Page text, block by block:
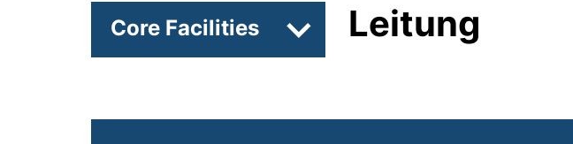
Core Facilities Unterseiten von Core Facilities
Leitung